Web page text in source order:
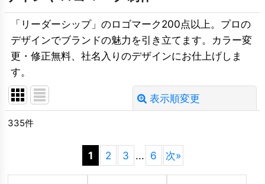
「リーダーシップ」のロゴマーク200点以上。プロの
デザインでブランドの魅力を引き立てます。カラー変
更・修正無料、社名入りのデザインにお仕上げしま
す。
表示順変更
絞り込む
335件
1 2 3 ... 6 次»